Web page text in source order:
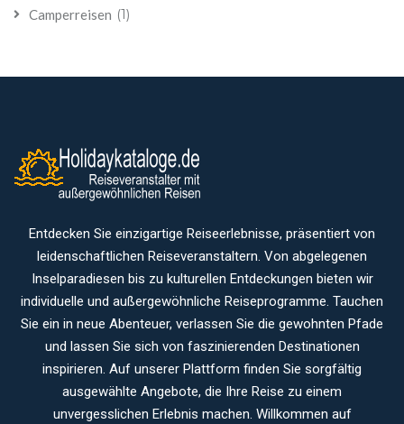
Camperreisen (1)
Entdecken Sie einzigartige Reiseerlebnisse, präsentiert von
leidenschaftlichen Reiseveranstaltern. Von abgelegenen
Inselparadiesen bis zu kulturellen Entdeckungen bieten wir
individuelle und außergewöhnliche Reiseprogramme. Tauchen
Sie ein in neue Abenteuer, verlassen Sie die gewohnten Pfade
und lassen Sie sich von faszinierenden Destinationen
inspirieren. Auf unserer Plattform finden Sie sorgfältig
ausgewählte Angebote, die Ihre Reise zu einem
unvergesslichen Erlebnis machen. Willkommen auf